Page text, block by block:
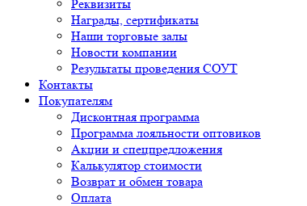
Реквизиты
Награды, сертификаты
Наши торговые залы
Новости компании
Результаты проведения СОУТ
Контакты
Покупателям
Дисконтная программа
Программа лояльности оптовиков
Акции и спецпредложения
Калькулятор стоимости
Возврат и обмен товара
Оплата